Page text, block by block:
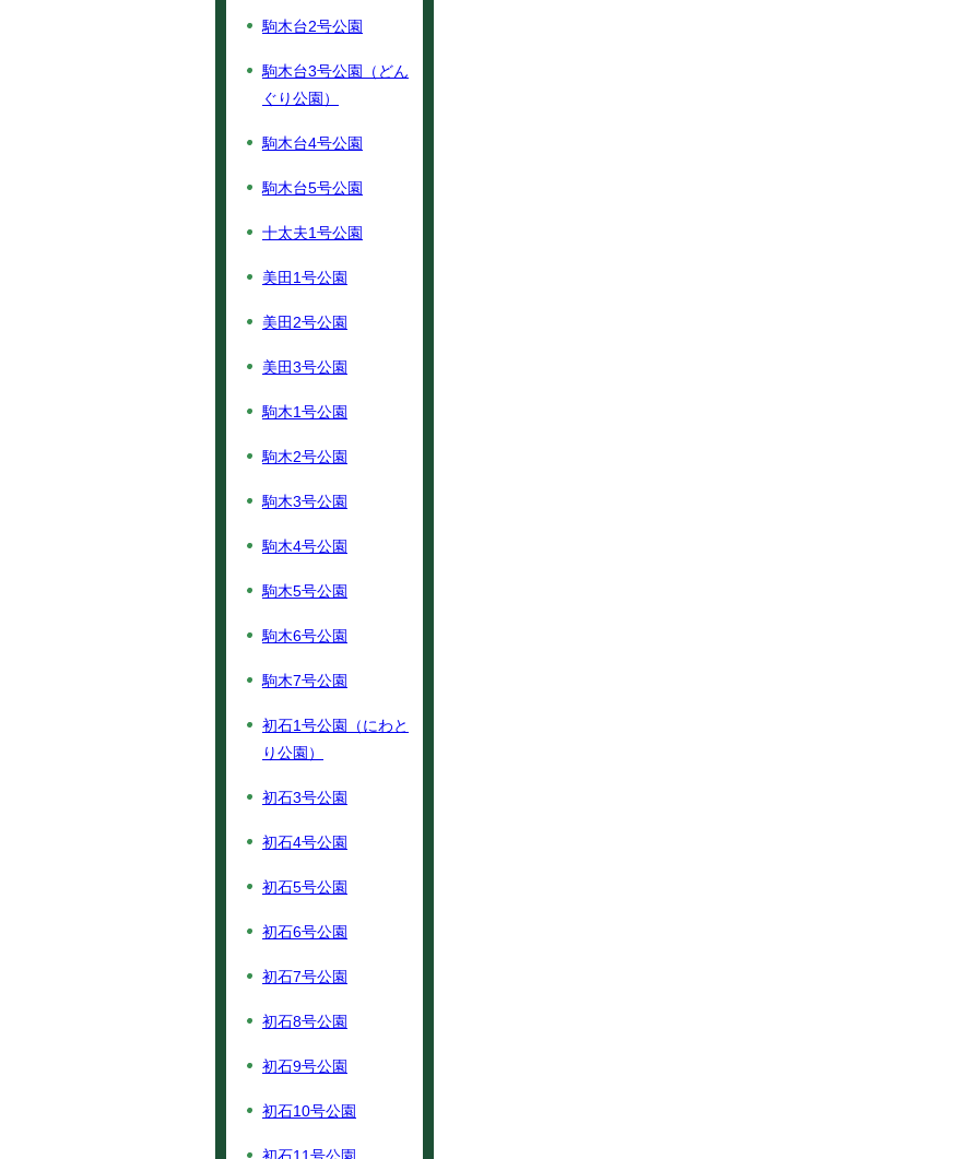
駒木台2号公園
駒木台3号公園（どん
ぐり公園）
駒木台4号公園
駒木台5号公園
十太夫1号公園
美田1号公園
美田2号公園
美田3号公園
駒木1号公園
駒木2号公園
駒木3号公園
駒木4号公園
駒木5号公園
駒木6号公園
駒木7号公園
初石1号公園（にわと
り公園）
初石3号公園
初石4号公園
初石5号公園
初石6号公園
初石7号公園
初石8号公園
初石9号公園
初石10号公園